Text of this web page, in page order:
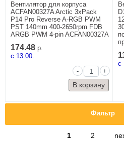
Вентилятор для корпуса
ACFAN00327A Arctic 3xPack
P14 Pro Reverse A-RGB PWM
PST 140mm 400-2650rpm FDB
ARGB PWM 4-pin ACFAN00327A
174.48 р.
c 13.00.
-
+
c
Фильтр
1 2